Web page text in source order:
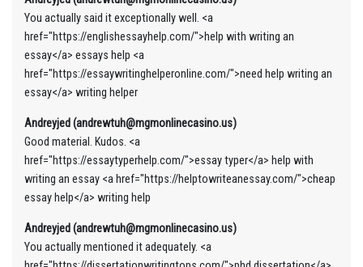
You actually said it exceptionally well. <a
href="https://englishessayhelp.com/">help with writing an
essay</a> essays help <a
href="https://essaywritinghelperonline.com/">need help writing an
essay</a> writing helper
Andreyjed (andrewtuh@mgmonlinecasino.us)
Good material. Kudos. <a
href="https://essaytyperhelp.com/">essay typer</a> help with
writing an essay <a href="https://helptowriteanessay.com/">cheap
essay help</a> writing help
Andreyjed (andrewtuh@mgmonlinecasino.us)
You actually mentioned it adequately. <a